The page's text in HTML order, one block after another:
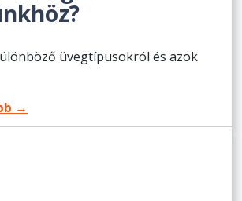
üvegtípusokról és azok
→